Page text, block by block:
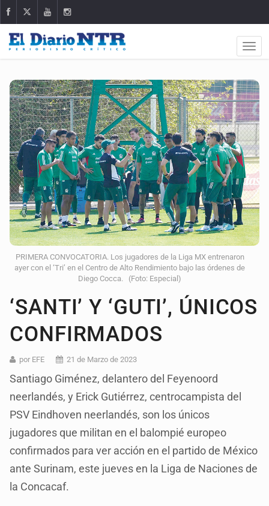
PRIMERA CONVOCATORIA. Los jugadores de la Liga MX entrenaron
ayer con el ‘Tri’ en el Centro de Alto Rendimiento bajo las órdenes de
Diego Cocca. (Foto: Especial)
‘SANTI’ Y ‘GUTI’, ÚNICOS
CONFIRMADOS
por EFE 21 de Marzo de 2023
Santiago Giménez, delantero del Feyenoord
neerlandés, y Erick Gutiérrez, centrocampista del
PSV Eindhoven neerlandés, son los únicos
jugadores que militan en el balompié europeo
confirmados para ver acción en el partido de México
ante Surinam, este jueves en la Liga de Naciones de
la Concacaf.